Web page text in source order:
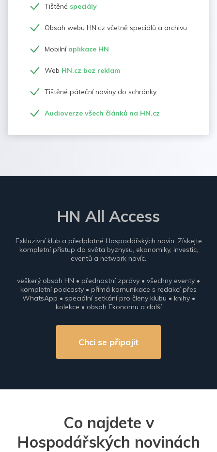
Tištěné speciály
Obsah webu HN.cz včetně speciálů a archivu
Mobilní aplikace HN
Web HN.cz bez reklam
Tištěné páteční noviny do schránky
Audioverze všech článků na HN.cz
HN All Access
Exkluzivní klub a předplatné Hospodářských novin. Získejte
kompletní přístup do světa byznysu, ekonomiky, investic,
eventů a network navíc.
veškerý obsah HN • přednostní zprávy • všechny eventy •
kompletní podcasty • přímá komunikace s redakcí přes
WhatsApp • speciální setkání pro členy klubu • knihy •
kolekce • obsah Ekonomu a další
Chci se připojit
Co najdete v
Hospodářských novinách